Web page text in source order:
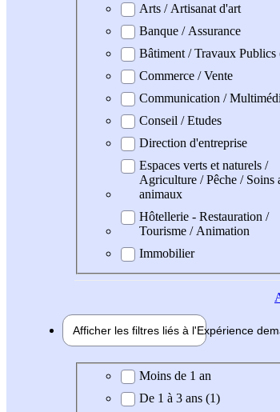
Arts / Artisanat d'art
Banque / Assurance
Bâtiment / Travaux Publics
Commerce / Vente
Communication /
Conseil / Etudes
Direction d'entreprise
Espaces verts et naturels /
Agriculture / Pêche / Soins
animaux
Hôtellerie - Restauration /
Tourisme / Animation
Immobilier
Afficher les filtres liés à l'Expérience
Expérience demandée
Moins de 1 an
De 1 à 3 ans (1)